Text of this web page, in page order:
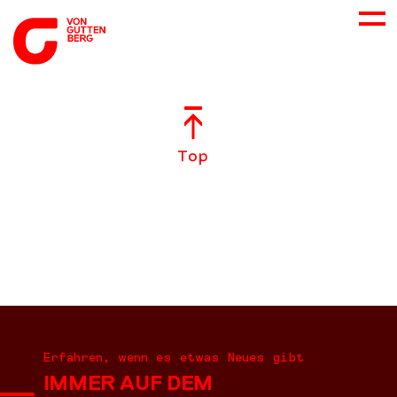
Top
Erfahren, wenn es etwas Neues gibt
IMMER AUF DEM